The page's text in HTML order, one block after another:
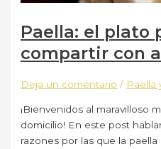
Paella: el plato
compartir con
Deja un comentario / Paella
¡Bienvenidos al maravilloso
domicilio! En este post
razones por las que la